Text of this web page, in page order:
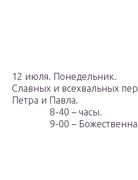
12 июля. Понедельник.
Славных и всехвальных
Петра и Павла.
8-40 – часы.
9-00 – Божественная